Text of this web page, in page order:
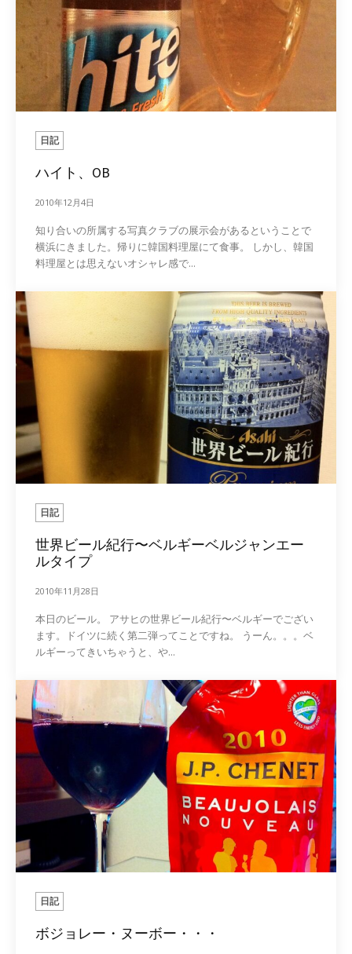
日記
ハイト、OB
2010年12月4日
知り合いの所属する写真クラブの展示会があるということで
横浜にきました。帰りに韓国料理屋にて食事。 しかし、韓国
料理屋とは思えないオシャレ感で...
日記
世界ビール紀行〜ベルギーベルジャンエー
ルタイプ
2010年11月28日
本日のビール。 アサヒの世界ビール紀行〜ベルギーでござい
ます。ドイツに続く第二弾ってことですね。 うーん。。。ベ
ルギーってきいちゃうと、や...
日記
ボジョレー・ヌーボー・・・